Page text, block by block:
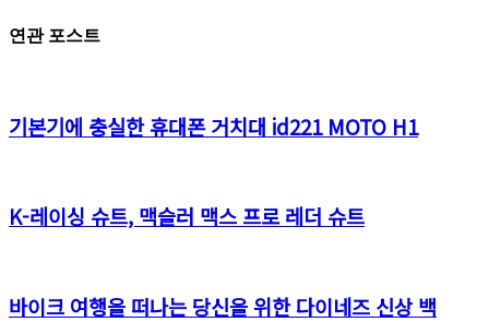
연관 포스트
기본기에 충실한 휴대폰 거치대 id221 MOTO H1
K-레이싱 슈트, 맥슬러 맥스 프로 레더 슈트
바이크 여행을 떠나는 당신을 위한 다이네즈 신상 백